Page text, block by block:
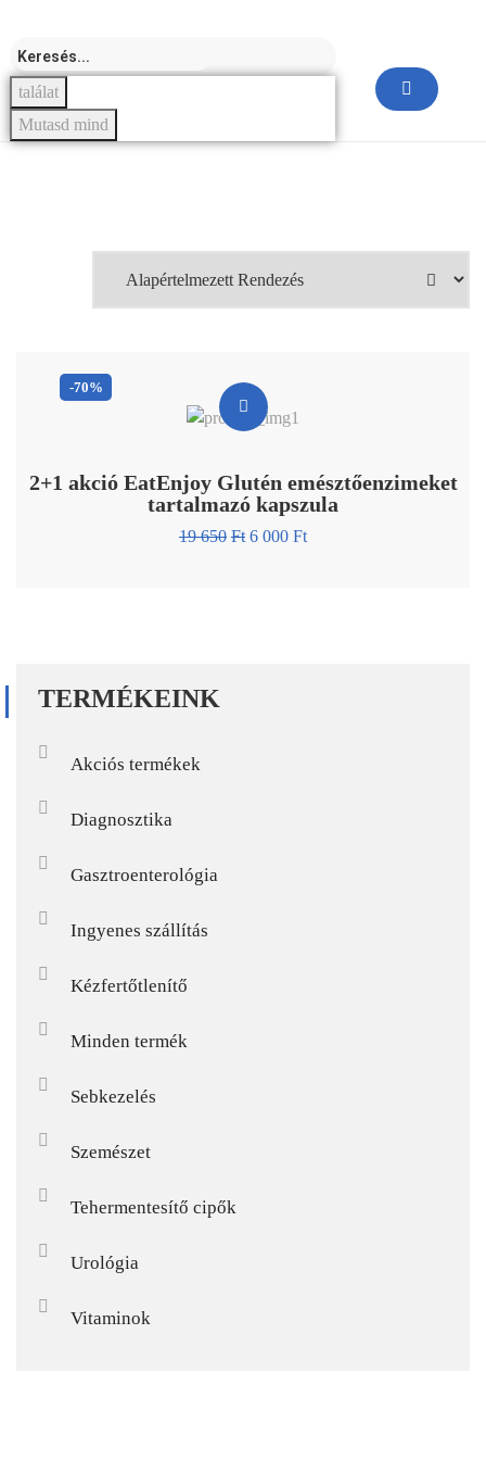
találat
Mutasd mind
TERMÉKEINK
Akciós termékek
Diagnosztika
Gasztroenterológia
Ingyenes szállítás
Kézfertőtlenítő
Minden termék
Sebkezelés
Szemészet
Tehermentesítő cipők
Urológia
Vitaminok
-70%
2+1 akció EatEnjoy Glutén emésztőenzimeket
tartalmazó kapszula
19 650 Ft 6 000 Ft